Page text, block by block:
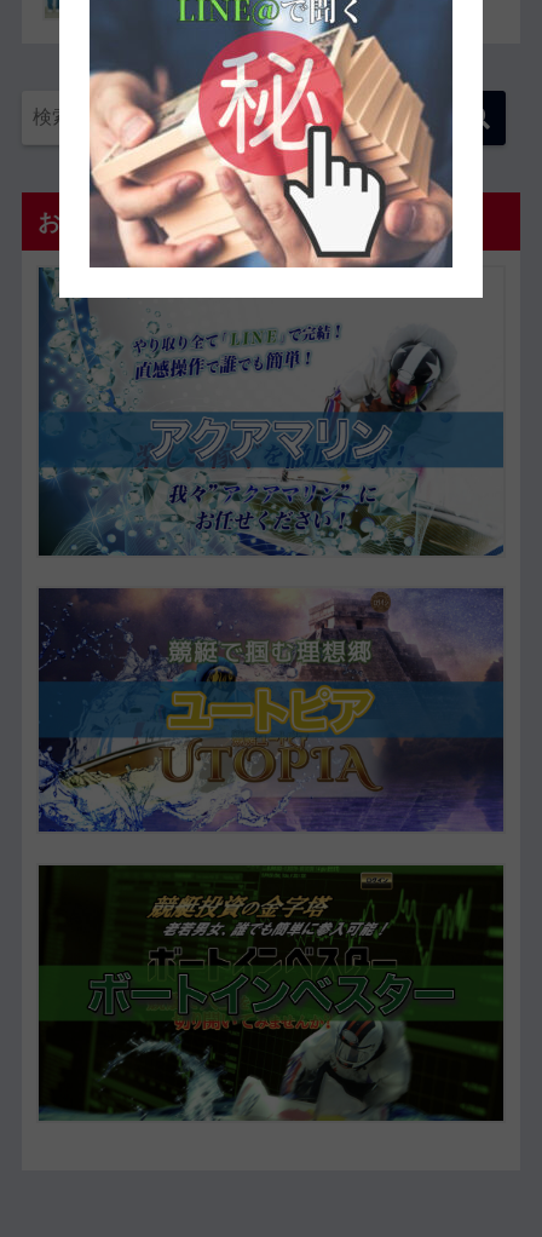
おすすめ優良予想サイト